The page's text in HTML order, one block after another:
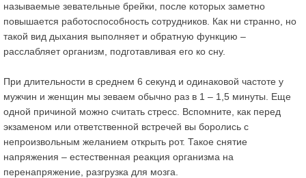
называемые зевательные брейки, после которых заметно
повышается работоспособность сотрудников. Как ни странно, но
такой вид дыхания выполняет и обратную функцию –
расслабляет организм, подготавливая его ко сну.
При длительности в среднем 6 секунд и одинаковой частоте у
мужчин и женщин мы зеваем обычно раз в 1 – 1,5 минуты. Еще
одной причиной можно считать стресс. Вспомните, как перед
экзаменом или ответственной встречей вы боролись с
непроизвольным желанием открыть рот. Такое снятие
напряжения – естественная реакция организма на
перенапряжение, разгрузка для мозга.